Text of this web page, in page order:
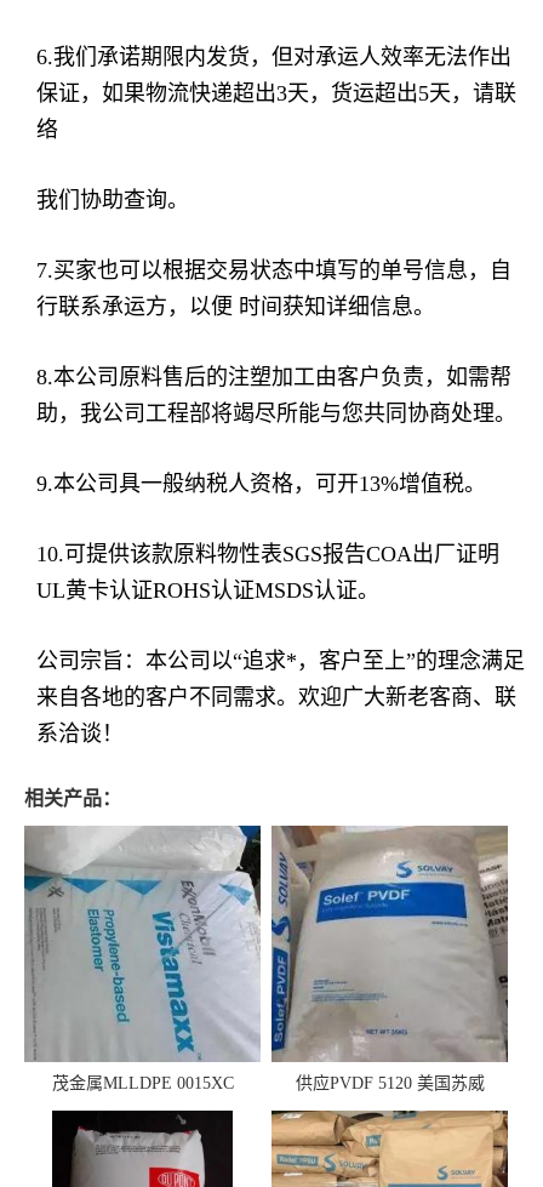
6.我们承诺期限内发货，但对承运人效率无法作出
保证，如果物流快递超出3天，货运超出5天，请联
络
我们协助查询。
7.买家也可以根据交易状态中填写的单号信息，自
行联系承运方，以便 时间获知详细信息。
8.本公司原料售后的注塑加工由客户负责，如需帮
助，我公司工程部将竭尽所能与您共同协商处理。
9.本公司具一般纳税人资格，可开13%增值税。
10.可提供该款原料物性表SGS报告COA出厂证明
UL黄卡认证ROHS认证MSDS认证。
公司宗旨：本公司以“追求*，客户至上”的理念满足
来自各地的客户不同需求。欢迎广大新老客商、联
系洽谈！
相关产品：
茂金属MLLDPE 0015XC
0019XC 现货
供应PVDF 5120 美国苏威